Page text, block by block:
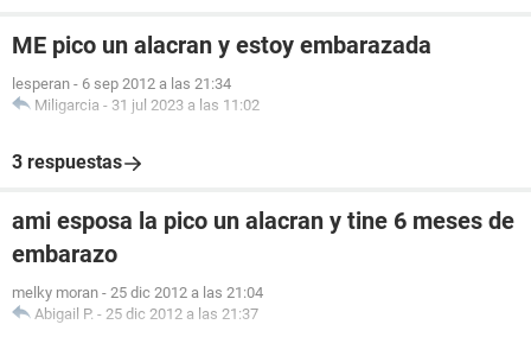
ME pico un alacran y estoy embarazada
lesperan - 6 sep 2012 a las 21:34
Miligarcia - 31 jul 2023 a las 11:02
3 respuestas
ami esposa la pico un alacran y tine 6 meses de
embarazo
melky moran - 25 dic 2012 a las 21:04
Abigail P. - 25 dic 2012 a las 21:37